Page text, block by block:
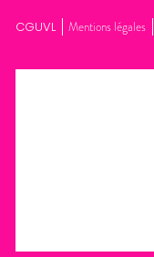
CGUVL Mentions légales